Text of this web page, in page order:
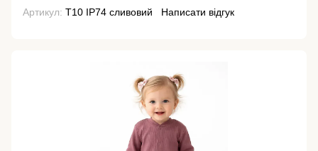
Артикул: Т10 ІР74 сливовий Написати відгук